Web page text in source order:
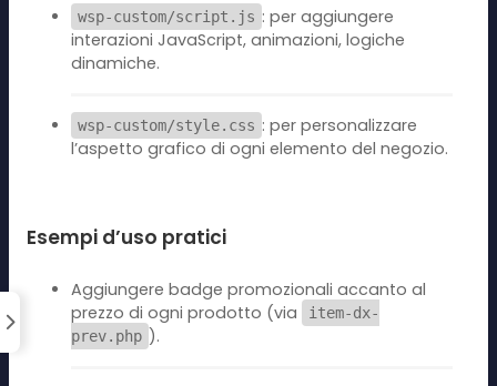
wsp-custom/script.js : per aggiungere
interazioni JavaScript, animazioni, logiche
dinamiche.
wsp-custom/style.css : per personalizzare
l’aspetto grafico di ogni elemento del negozio.
Esempi d’uso pratici
Aggiungere badge promozionali accanto al
prezzo di ogni prodotto (via
item-dx-
prev.php ).